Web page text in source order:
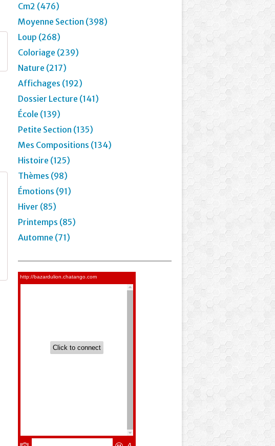
Cm2 (476)
Moyenne Section (398)
Loup (268)
Coloriage (239)
Nature (217)
Affichages (192)
Dossier Lecture (141)
École (139)
Petite Section (135)
Mes Compositions (134)
Histoire (125)
Thèmes (98)
Émotions (91)
Hiver (85)
Printemps (85)
Automne (71)